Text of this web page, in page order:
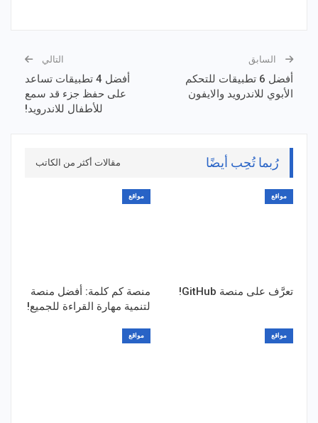
السابق
أفضل 6 تطبيقات للتحكم
الأبوي للاندرويد والايفون
التالي
أفضل 4 تطبيقات تساعد
على حفظ جزء قد سمع
للأطفال للاندرويد!
رُبما تُحِب أيضًا مقالات أكثر من الكاتب
مواقع
تعرَّف على منصة GitHub!
مواقع
منصة كم كلمة: أفضل منصة
لتنمية مهارة القراءة للجميع!
مواقع مواقع